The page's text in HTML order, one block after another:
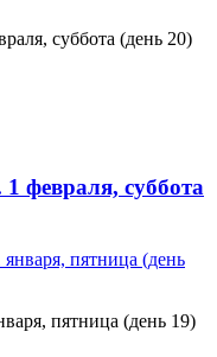
суббота (день 20)
февраля, суббота
пятница (день 19)